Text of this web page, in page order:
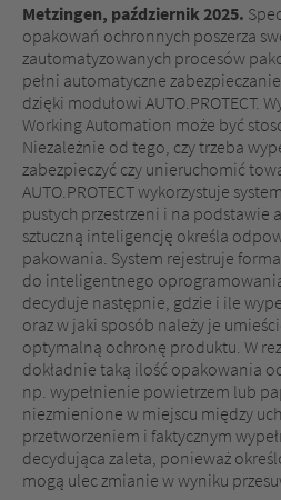
Metzingen, październik 2025.
opakowań ochronnych poszerza
zautomatyzowanych procesów
pełni automatyczne
dzięki modułowi AUTO.PROTECT.
Working Automation może być
Niezależnie od tego, czy trzeba
zabezpieczyć czy unieruchomić
AUTO.PROTECT wykorzystuje
pustych przestrzeni i na podstawie
sztuczną inteligencję określa
pakowania. System rejestruje
do inteligentnego
decyduje następnie, gdzie i ile
oraz w jaki sposób należy je
optymalną ochronę produktu. W
dokładnie taką ilość opakowania
np. wypełnienie powietrzem lub
niezmienione w miejscu między
przetworzeniem i faktycznym
decydująca zaleta, ponieważ
mogą ulec zmianie w wyniku